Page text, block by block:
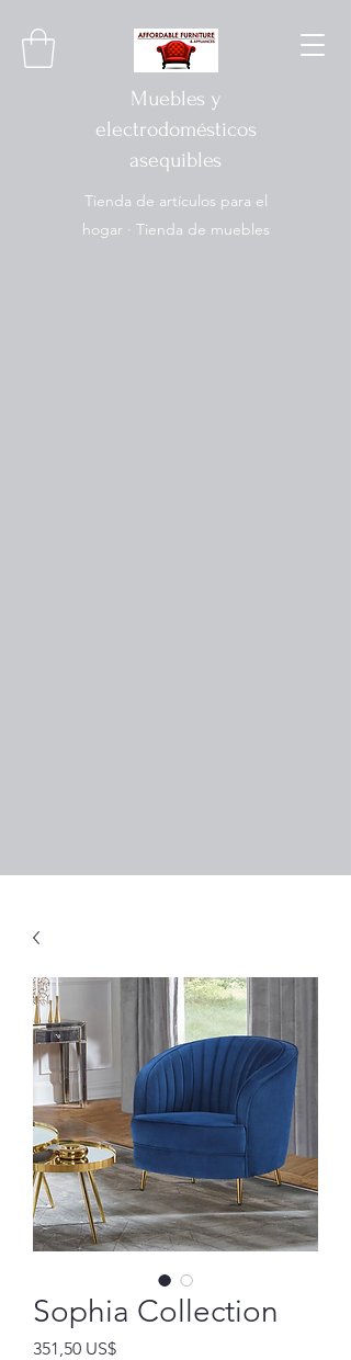
Muebles y
electrodomésticos
asequibles
Tienda de artículos para el
hogar · Tienda de muebles
Sophia Collection
351,50 US$Precio